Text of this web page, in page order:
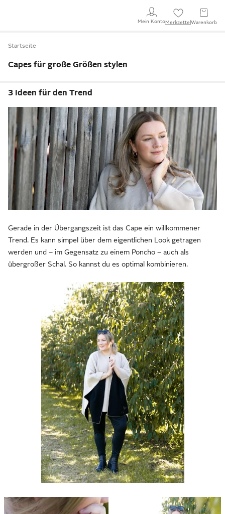
Mein KontoMerkzettel Warenkorb
Startseite
Capes für große Größen stylen
3 Ideen für den Trend
Gerade in der Übergangszeit ist das Cape ein willkommener
Trend. Es kann simpel über dem eigentlichen Look getragen
werden und – im Gegensatz zu einem Poncho – auch als
übergroßer Schal. So kannst du es optimal kombinieren.